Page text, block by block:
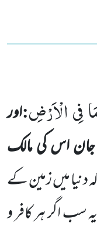
فِی الْاَرْضِ:اور
جان اس کی مالک
میں زمین کے
سب اگر ہر کافر و